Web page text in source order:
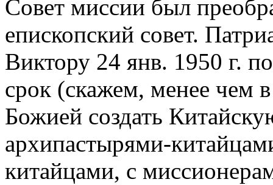
Совет миссии был
епископский совет.
Виктору 24 янв. 1950 г.
срок (скажем, менее чем
Божией создать
архипастырями-
китайцами, с